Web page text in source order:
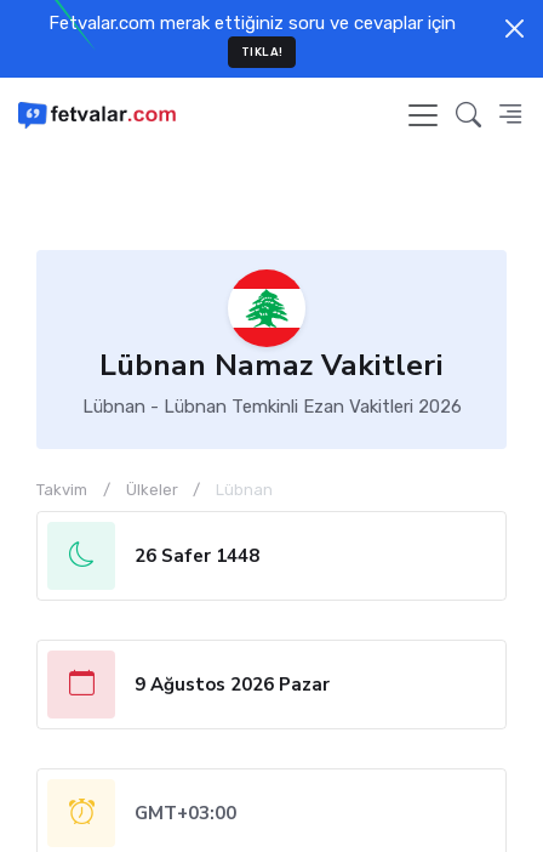
Fetvalar.com merak ettiğiniz soru ve cevaplar için
TIKLA!
Lübnan Namaz Vakitleri
Lübnan - Lübnan Temkinli Ezan Vakitleri 2026
Takvim Ülkeler Lübnan
26 Safer 1448
9 Ağustos 2026 Pazar
GMT+03:00